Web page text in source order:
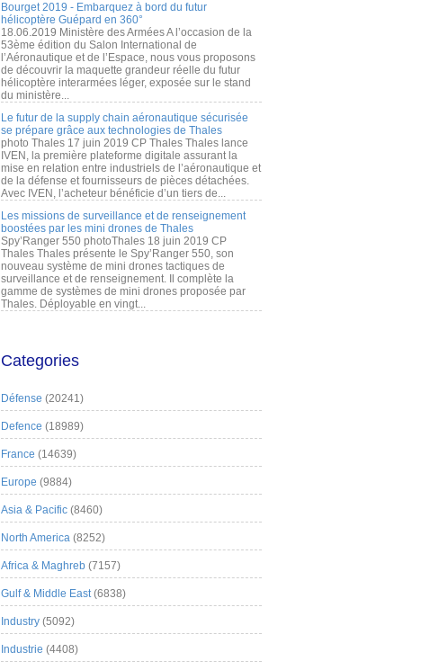
Bourget 2019 - Embarquez à bord du futur
hélicoptère Guépard en 360°
18.06.2019 Ministère des Armées A l’occasion de la
53ème édition du Salon International de
l’Aéronautique et de l’Espace, nous vous proposons
de découvrir la maquette grandeur réelle du futur
hélicoptère interarmées léger, exposée sur le stand
du ministère...
Le futur de la supply chain aéronautique sécurisée
se prépare grâce aux technologies de Thales
photo Thales 17 juin 2019 CP Thales Thales lance
IVEN, la première plateforme digitale assurant la
mise en relation entre industriels de l’aéronautique et
de la défense et fournisseurs de pièces détachées.
Avec IVEN, l’acheteur bénéficie d’un tiers de...
Les missions de surveillance et de renseignement
boostées par les mini drones de Thales
Spy’Ranger 550 photoThales 18 juin 2019 CP
Thales Thales présente le Spy’Ranger 550, son
nouveau système de mini drones tactiques de
surveillance et de renseignement. Il complète la
gamme de systèmes de mini drones proposée par
Thales. Déployable en vingt...
Categories
Défense (20241)
Defence (18989)
France (14639)
Europe (9884)
Asia & Pacific (8460)
North America (8252)
Africa & Maghreb (7157)
Gulf & Middle East(6838)
Industry (5092)
Industrie (4408)